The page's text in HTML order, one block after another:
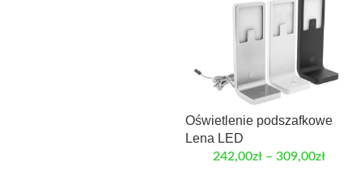
Oświetlenie podszafkowe
Lena LED
242,00zł – 309,00zł